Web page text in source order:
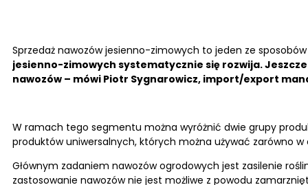
Sprzedaż nawozów jesienno-zimowych to jeden ze
jesienno-zimowych systematycznie się rozwija.
nawozów – mówi Piotr Sygnarowicz, import/export
W ramach tego segmentu można wyróżnić dwie grupy
produktów uniwersalnych, których można używać zarówno
Głównym zadaniem nawozów ogrodowych jest zasilenie
zastosowanie nawozów nie jest możliwe z powodu